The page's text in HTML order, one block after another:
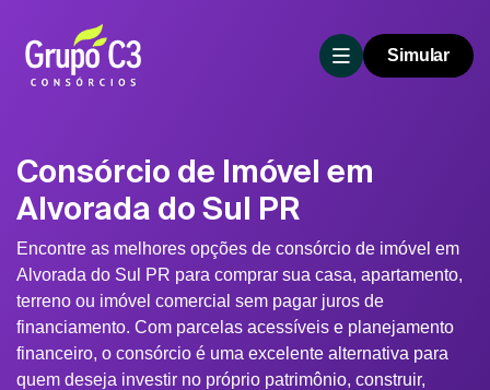
Simular
Consórcio de Imóvel em
Alvorada do Sul PR
Encontre as melhores opções de consórcio de imóvel em
Alvorada do Sul PR para comprar sua casa, apartamento,
terreno ou imóvel comercial sem pagar juros de
financiamento. Com parcelas acessíveis e planejamento
financeiro, o consórcio é uma excelente alternativa para
quem deseja investir no próprio patrimônio, construir,